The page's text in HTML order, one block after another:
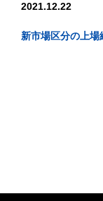
2021.12.22
新市場区分の上